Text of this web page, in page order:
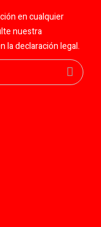
en cualquier
nuestra
la declaración legal.